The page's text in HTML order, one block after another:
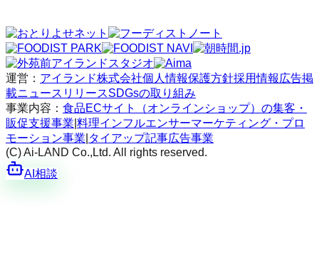
運営： アイランド株式会社個人情報保護方針採用情報 広告掲
載ニュースリリースSDGsの取り組み
事業内容： 食品ECサイト（オンラインショップ）の集客・
販促支援事業 料理インフルエンサーマーケティング・プロ
モーション事業 タイアップ記事広告事業
(C) Ai-LAND Co.,Ltd. All rights reserved.
AI相談